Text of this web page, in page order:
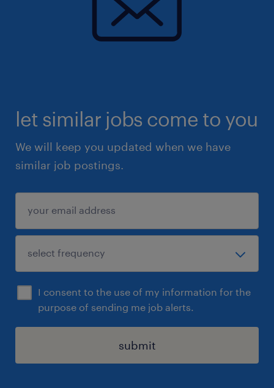
let similar jobs come to you
We will keep you updated when we have
similar job postings.
I consent to the use of my information for the
purpose of sending me job alerts.
submit